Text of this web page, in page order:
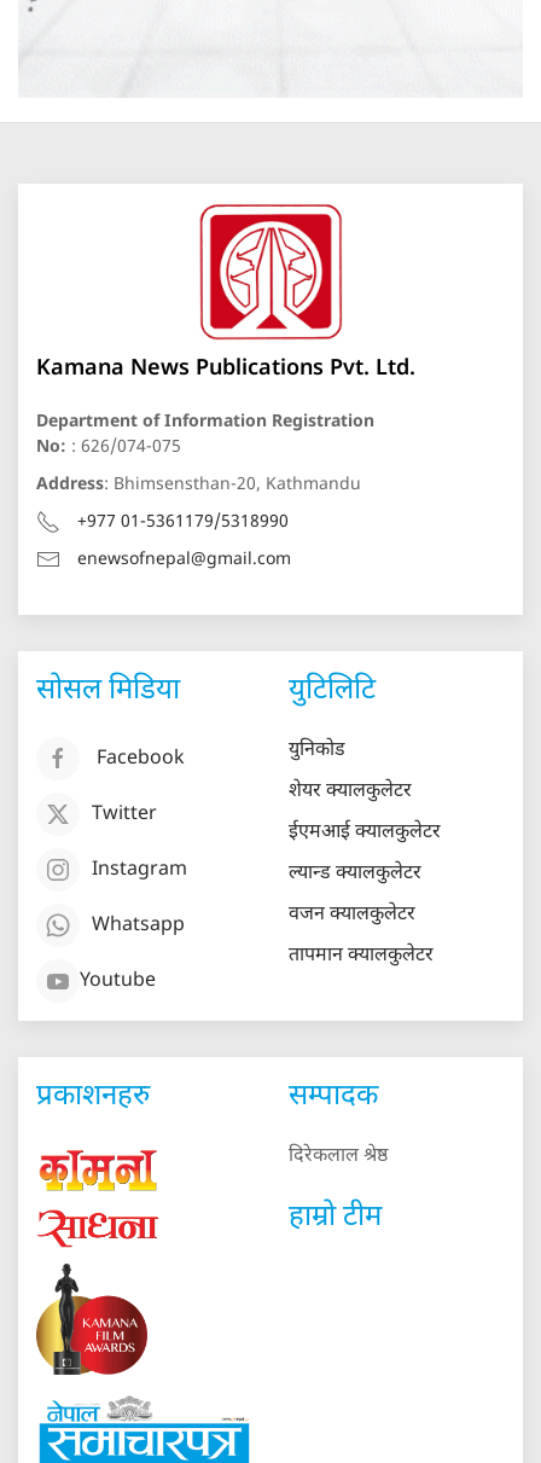
Kamana News Publications Pvt. Ltd.
Department of Information Registration
No: : 626/074-075
Address: Bhimsensthan-20, Kathmandu
+977 01-5361179/5318990
enewsofnepal@gmail.com
सोसल मिडिया
Facebook
Twitter
Instagram
Whatsapp
Youtube
युटिलिटि
युनिकोड
शेयर क्यालकुलेटर
ईएमआई क्यालकुलेटर
ल्यान्ड क्यालकुलेटर
वजन क्यालकुलेटर
तापमान क्यालकुलेटर
प्रकाशनहरु सम्पादक
दिरेकलाल श्रेष्ठ
हाम्रो टीम